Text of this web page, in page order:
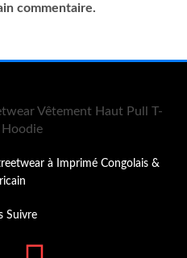
commentaire.
à Imprimé Congolais &
Suivre